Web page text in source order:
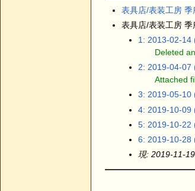
表具店/表装工房
表具店/表装工房
1: 2013-02-14
Deleted
2: 2019-04-07
Attached
3: 2019-05-10
4: 2019-10-09
5: 2019-10-22
6: 2019-10-28
現: 2019-11-